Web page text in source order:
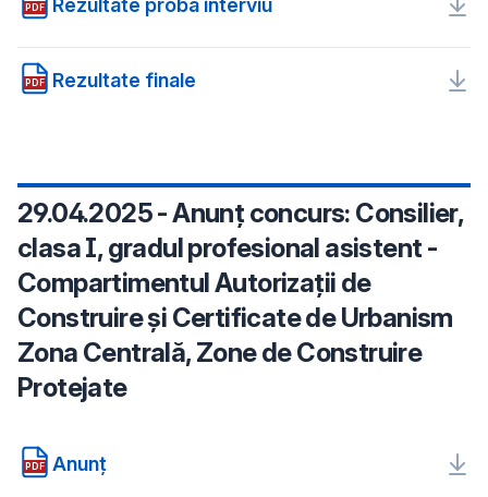
PDF Rezultate proba interviu
PDF Rezultate finale
29.04.2025 - Anunț concurs: Consilier,
clasa I, gradul profesional asistent -
Compartimentul Autorizații de
Construire și Certificate de Urbanism
Zona Centrală, Zone de Construire
Protejate
PDF Anunț